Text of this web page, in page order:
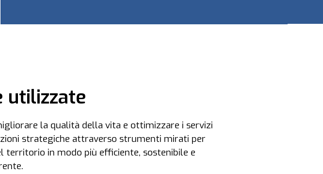
utilizzate
la qualità della vita e ottimizzare i servizi
strategiche attraverso strumenti mirati per
in modo più efficiente, sostenibile e